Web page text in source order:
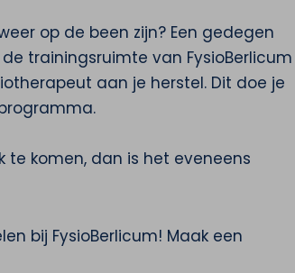
op de been zijn? Een gedegen
trainingsruimte van FysioBerlicum
aan je herstel. Dit doe je
te komen, dan is het eveneens
bij FysioBerlicum! Maak een